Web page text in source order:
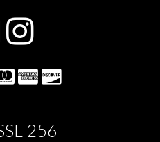
256